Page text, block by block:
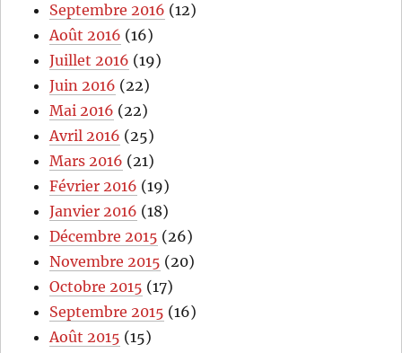
Septembre 2016 (12)
Août 2016 (16)
Juillet 2016 (19)
Juin 2016 (22)
Mai 2016 (22)
Avril 2016 (25)
Mars 2016 (21)
Février 2016 (19)
Janvier 2016 (18)
Décembre 2015 (26)
Novembre 2015 (20)
Octobre 2015 (17)
Septembre 2015 (16)
Août 2015 (15)